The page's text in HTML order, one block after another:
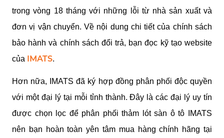
trong vòng 18 tháng với những lỗi từ nhà sản xuất và
đơn vị vận chuyển. Về nội dung chi tiết của chính sách
bảo hành và chính sách đổi trả, bạn đọc kỹ tạo website
của IMATS.
Hơn nữa, IMATS đã ký hợp đồng phân phối độc quyền
với một đại lý tại mỗi tỉnh thành. Đây là các đại lý uy tín
được chọn lọc để phân phối thảm lót sàn ô tô IMATS
nên bạn hoàn toàn yên tâm mua hàng chính hãng tại